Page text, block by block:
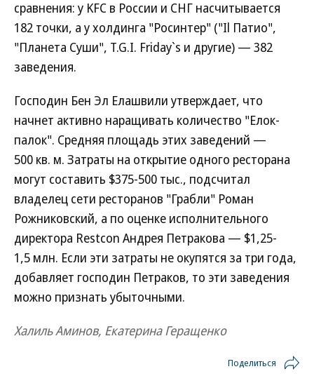
сравнения: у KFC в России и СНГ насчитывается
182 точки, а у холдинга "Росинтер" ("Il Патио",
"Планета Суши", T.G.I. Friday`s и другие) — 382
заведения.
Господин Бен Эл Елашвили утверждает, что
начнет активно наращивать количество "Елок-
палок". Средняя площадь этих заведений —
500 кв. м. Затраты на открытие одного ресторана
могут составить $375-500 тыс., подсчитал
владелец сети ресторанов "Грабли" Роман
Рожниковский, а по оценке исполнительного
директора Restcon Андрея Петракова — $1,25-
1,5 млн. Если эти затраты не окупятся за три года,
добавляет господин Петраков, то эти заведения
можно признать убыточными.
Халиль Аминов, Екатерина Геращенко
Поделиться